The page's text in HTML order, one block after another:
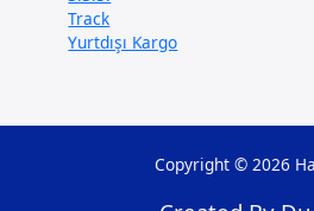
Track
Yurtdışı Kargo
Copyright © 2026